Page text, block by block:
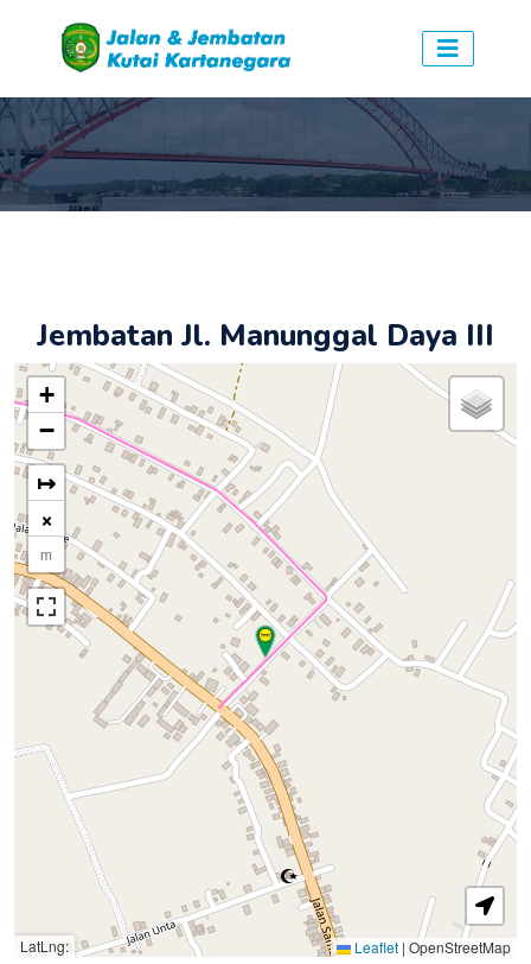
Jembatan Jl. Manunggal Daya III
+
−
↦
×
m
LatLng: Leaflet | OpenStreetMap